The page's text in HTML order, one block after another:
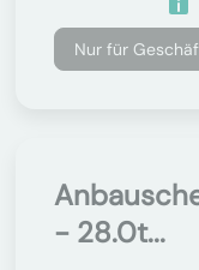
Nur für
- 28.0t...